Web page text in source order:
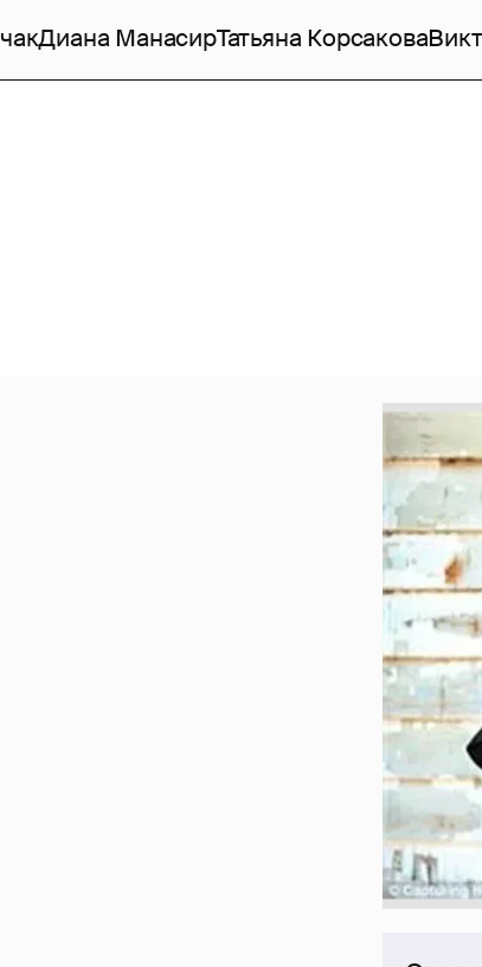
Диана МанасирТатьяна Корсакова